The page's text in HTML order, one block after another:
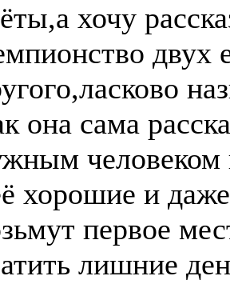
хочу
двух
она сама
человеком
хорошие и
первое
лишние